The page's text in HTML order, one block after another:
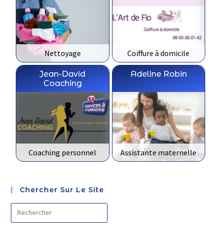
Nettoyage Coiffure à domicile
Jean-David
Coaching
Coaching personnel
Adeline Robin
Assistante maternelle
Chercher Sur Le Site